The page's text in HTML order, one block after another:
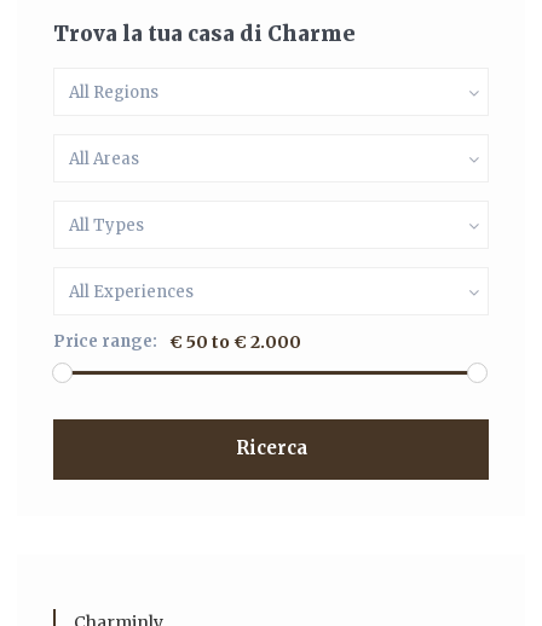
Trova la tua casa di Charme
All Regions
All Areas
All Types
All Experiences
Price range: € 50 to € 2.000
Ricerca